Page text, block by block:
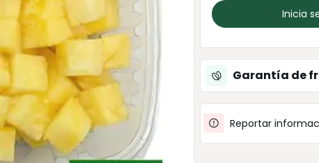
Inicia
Garantía de
Reportar